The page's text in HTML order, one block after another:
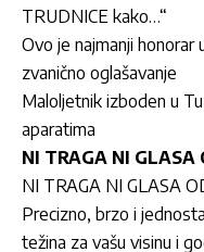
TRUDNICE kako…“
Ovo je najmanji honorar
zvanično oglašavanje
Maloljetnik izboden u
aparatima
NI TRAGA NI
NI TRAGA NI GLASA
Precizno, brzo i
težina za vašu visinu i